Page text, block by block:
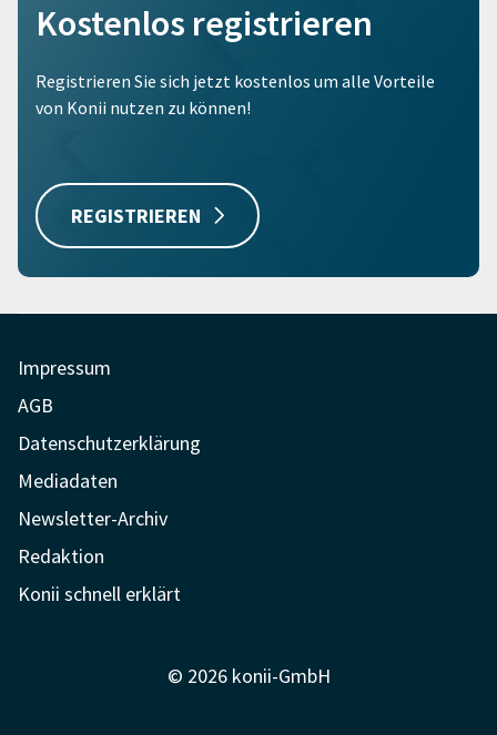
Kostenlos registrieren
Registrieren Sie sich jetzt kostenlos um alle Vorteile
von Konii nutzen zu können!
REGISTRIEREN
Impressum
AGB
Datenschutzerklärung
Mediadaten
Newsletter-Archiv
Redaktion
Konii schnell erklärt
© 2026 konii-GmbH